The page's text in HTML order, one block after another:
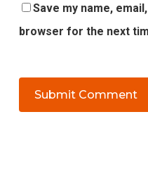
Save my name,
browser for the next